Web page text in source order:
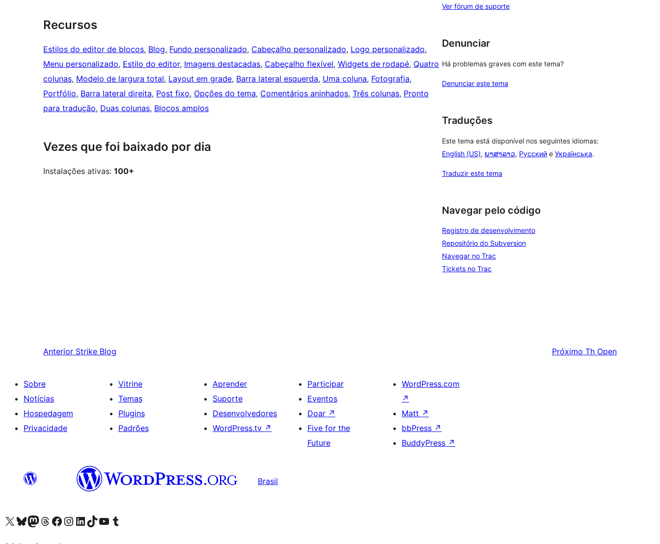
Recursos
Estilos do editor de blocos, Blog, Fundo personalizado, Cabeçalho personalizado, Logo personalizado
Menu personalizado, Estilo do editor, Imagens destacadas, Cabeçalho flexível, Widgets de rodapé, Quatro
colunas, Modelo de largura total, Layout em grade, Barra lateral esquerda, Uma coluna, Fotografia
Portfólio, Barra lateral direita, Post fixo, Opções do tema, Comentários aninhados, Três colunas, Pronto
para tradução, Duas colunas, Blocos amplos
Vezes que foi baixado por dia
Instalações ativas: 100+
Ver fórum de suporte
Denunciar
Há problemas graves com este tema?
Denunciar este tema
Traduções
Este tema está disponível nos seguintes idiomas:
English (US), ພາສາລາວ, Русский e Українська.
Traduzir este tema
Navegar pelo código
Registro de desenvolvimento
Repositório do Subversion
Navegar no Trac
Tickets no Trac
Anterior Strike Blog Próximo Th Open
Sobre
Notícias
Hospedagem
Privacidade
Vitrine
Temas
Plugins
Padrões
Aprender
Suporte
Desenvolvedores
WordPress.tv ↗
Participar
Eventos
Doar ↗
Five for the
Future
WordPress.com
↗
Matt ↗
bbPress ↗
BuddyPress ↗
Brasil
Acessar nossa conta do X (antigo Twitter)
Acessar nossa conta do Bluesky
Acessar nossa conta do Mastodon
Acessar nossa conta do Threads
Acessar nossa página do Facebook
Acessar nossa conta do Instagram
Acessar nossa conta do LinkedIn
Acessar nossa conta do TikTok
Acessar nosso canal do YouTube
Acessar nossa conta no Tumblr